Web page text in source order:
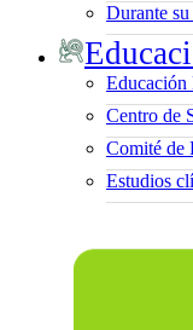
Durante
Educación
Centro de
Comité de
Estudios